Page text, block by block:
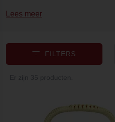
Lees meer
FILTERS